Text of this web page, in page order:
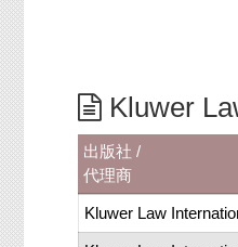
Kluwer
出版社 /
代理商
Kluwer Law